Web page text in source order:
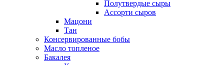
Полутвердые сыры
Ассорти сыров
Мацони
Тан
Консервированные бобы
Масло топленое
Бакалея